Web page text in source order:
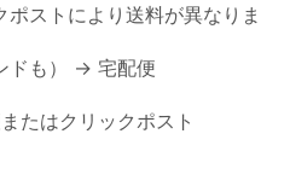
ストにより送料が異なりま
ドも） → 宅配便
たはクリックポスト